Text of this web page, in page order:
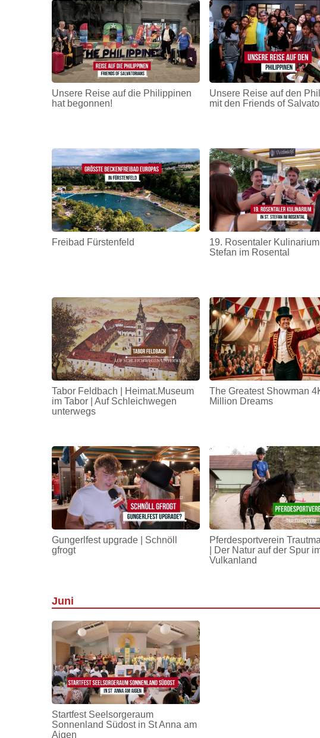
Unsere Reise auf die Philippinen
hat begonnen!
Unsere Reise auf den
mit den Friends of
Freibad Fürstenfeld
19. Rosentaler
Stefan im Rosental
Tabor Feldbach | Heimat.Museum
im Tabor | Auf Schleichwegen
unterwegs
The Greatest Showman
Million Dreams
Gungerlfest upgrade | Schnöll
gfrogt
Pferdesportverein
| Der Natur auf der Spur
Vulkanland
Juni
Startfest Seelsorgeraum
Sonnenland Südost in St Anna am
Aigen